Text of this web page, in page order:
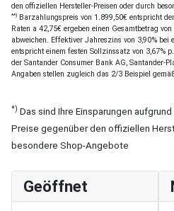
den offiziellen Hersteller-Preisen oder durch
**) Barzahlungspreis von 1.899,50€ entspricht
Raten a 42,75€ ergeben einen Gesamtbetrag
abweichen. Effektiver Jahreszins von 3,90% bei
entspricht einem festen Sollzinssatz von 3,67%
der Santander Consumer Bank AG, Santander-
Angaben stellen zugleich das 2/3 Beispiel
*) Das sind Ihre Einsparungen
Preise gegenüber den offiziellen
besondere Shop-Angebote
Geöffnet